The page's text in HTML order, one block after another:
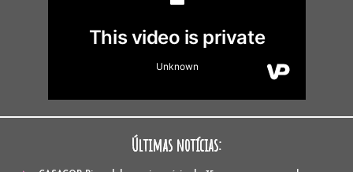
Últimas notícias: